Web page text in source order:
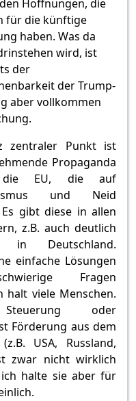
Hoffnungen, die
für die künftige
haben. Was da
wird, ist
der
der Trump-
aber vollkommen
zentraler Punkt ist
Propaganda
die EU, die auf
und Neid
gibt diese in allen
z.B. auch deutlich
in Deutschland.
einfache Lösungen
Fragen
halt viele Menschen.
oder
Förderung aus dem
USA, Russland,
zwar nicht wirklich
ich halte sie aber für